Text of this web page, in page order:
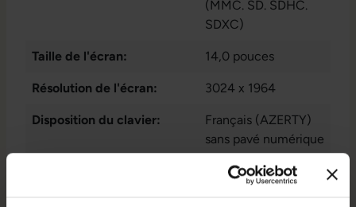
(MMC. SD. SDHC.
SDXC)
Taille de l'écran: 14,0 pouces
Résolution de l'écran: 3024 x 1964
Disposition du clavier:
Français (AZERTY)
sans pavé numérique
Apple M1 Pro 14-
Core GPU